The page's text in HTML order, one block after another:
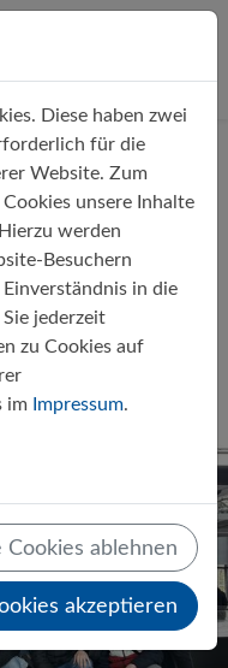
Fahrt der
Diese haben zwei
für die
Website. Zum
unsere Inhalte
werden
Besuchern
in die
jederzeit
zu Cookies auf
im Impressum.
Cookies ablehnen
akzeptieren